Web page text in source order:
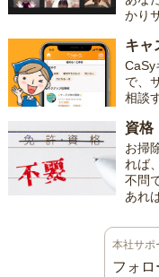
かり
キャ
CaSy
で、
相談
資格
お掃
れば
不問
あれ
本社サポ
フォ